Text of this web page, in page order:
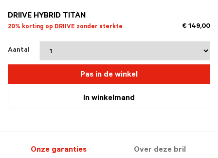
DRIIVE HYBRID TITAN
20% korting op DRIIVE zonder sterkte € 149,00
Aantal
Pas in de winkel
In winkelmand
Onze garanties Over deze bril